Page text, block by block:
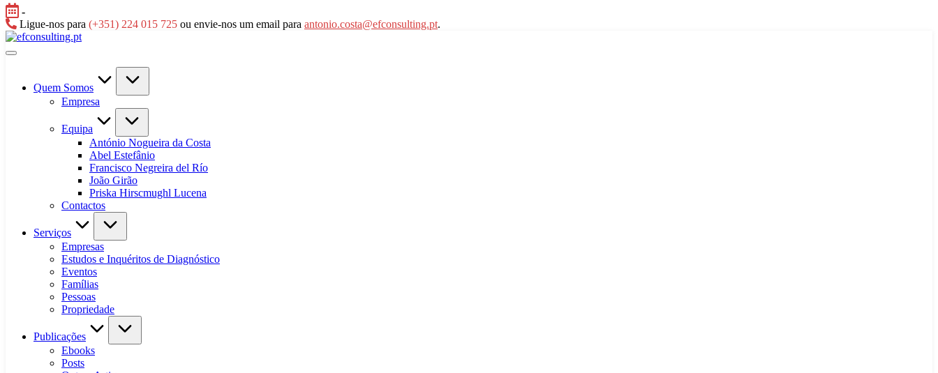
Skip
to
content
-
Ligue-nos para (+351) 224 015 725 ou envie-nos um email para antonio.costa@efconsulting.pt.
efconsulting.pt
Quem Somos
Empresa
Equipa
António Nogueira da Costa
Abel Estefânio
Francisco Negreira del Río
João Girão
Priska Hirscmughl Lucena
Contactos
Serviços
Empresas
Estudos e Inquéritos de Diagnóstico
Eventos
Famílias
Pessoas
Propriedade
Publicações
Ebooks
Posts